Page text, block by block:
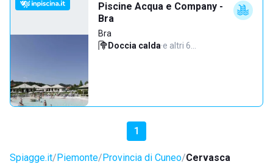
Piscine Acqua e Company -
Bra
Bra
Doccia calda·e altri 6…
1
Spiagge.it Piemonte Provincia di Cuneo Cervasca